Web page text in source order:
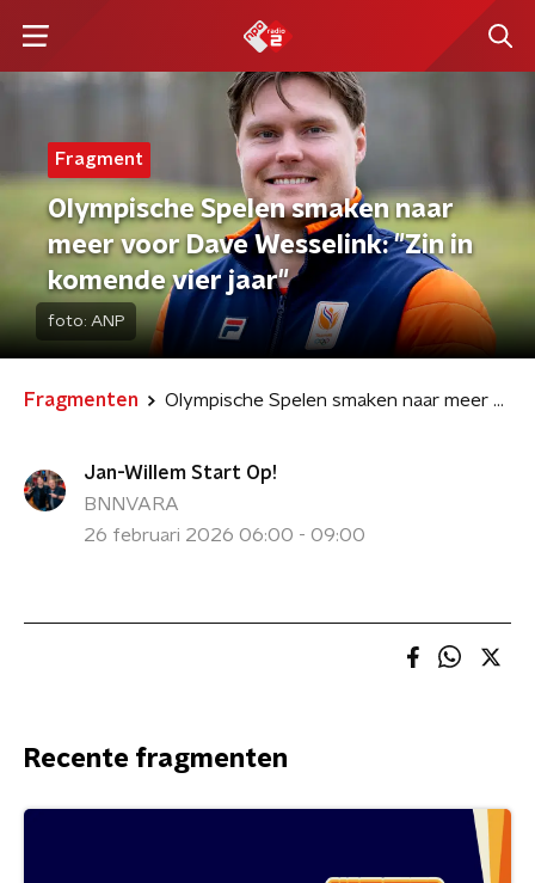
Fragment
Olympische Spelen smaken naar
meer voor Dave Wesselink: "Zin in
komende vier jaar"
foto: ANP
Fragmenten Olympische Spelen smaken naar meer voor Dave Wesselink: "Zin in komende vier jaar"
Jan-Willem Start Op!
BNNVARA
26 februari 2026 06:00 - 09:00
Recente fragmenten